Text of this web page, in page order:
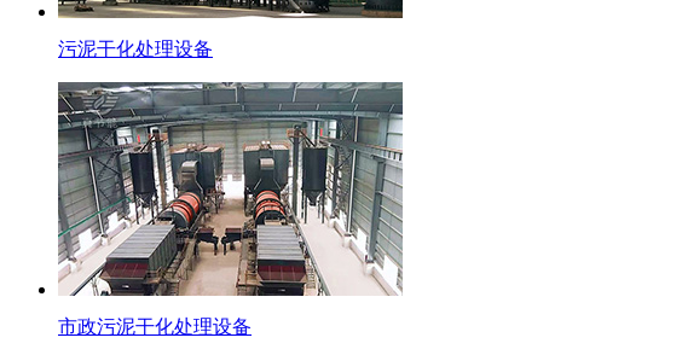
污泥干化处理设备
市政污泥干化处理设备